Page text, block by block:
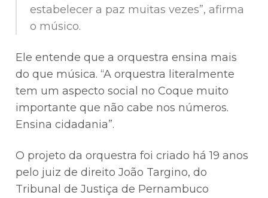
estabelecer a paz muitas vezes”, afirma
o músico.
Ele entende que a orquestra ensina mais
do que música. “A orquestra literalmente
tem um aspecto social no Coque muito
importante que não cabe nos números.
Ensina cidadania”.
O projeto da orquestra foi criado há 19 anos
pelo juiz de direito João Targino, do
Tribunal de Justiça de Pernambuco